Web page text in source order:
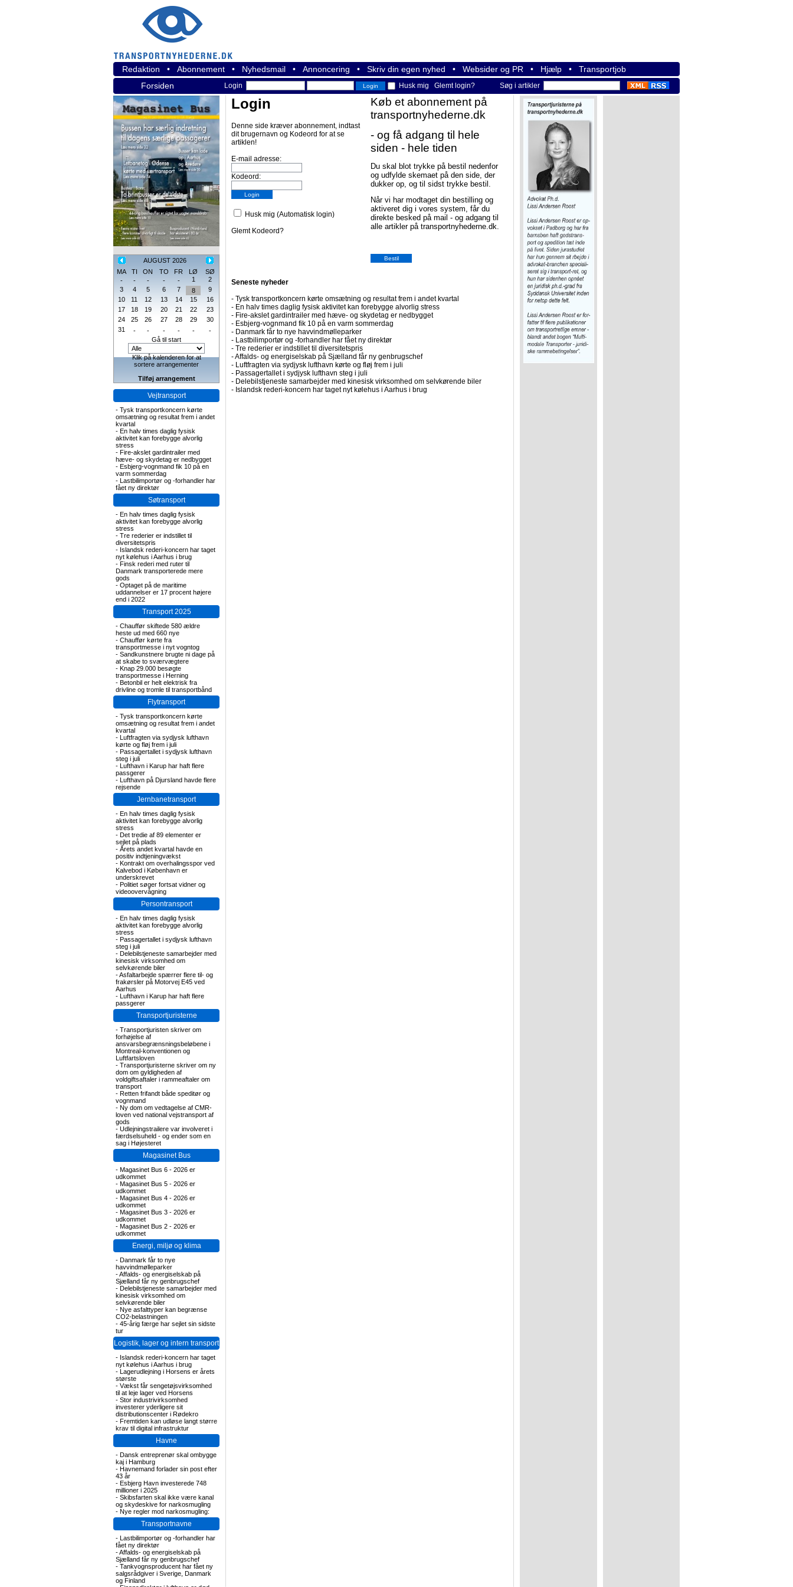
Redaktion • Abonnement • Nyhedsmail • Annoncering • Skriv din egen nyhed • Websider og PR • Hjælp • Transportjob
Forsiden
Login Husk mig Glemt login? Søg i artikler
AUGUST 2026
MA
TI ON TO FR LØ
SØ
-
- - - - 1
2
3
4 5 6 7 8
9
10
11 12 13 14 15
16
17
18 19 20 21 22
23
24
25 26 27 28 29
30
31
- - - - -
-
Gå til start
Klik på kalenderen for at
sortere arrangementer
Tilføj arrangement
Vejtransport
- Tysk transportkoncern kørte
omsætning og resultat frem i andet
kvartal
- En halv times daglig fysisk
aktivitet kan forebygge alvorlig
stress
- Fire-akslet gardintrailer med
hæve- og skydetag er nedbygget
- Esbjerg-vognmand fik 10 på en
varm sommerdag
- Lastbilimportør og -forhandler har
fået ny direktør
Søtransport
- En halv times daglig fysisk
aktivitet kan forebygge alvorlig
stress
- Tre rederier er indstillet til
diversitetspris
- Islandsk rederi-koncern har taget
nyt kølehus i Aarhus i brug
- Finsk rederi med ruter til
Danmark transporterede mere
gods
- Optaget på de maritime
uddannelser er 17 procent højere
end i 2022
Transport 2025
- Chauffør skiftede 580 ældre
heste ud med 660 nye
- Chauffør kørte fra
transportmesse i nyt vogntog
- Sandkunstnere brugte ni dage på
at skabe to sværvægtere
- Knap 29.000 besøgte
transportmesse i Herning
- Betonbil er helt elektrisk fra
drivline og tromle til transportbånd
Flytransport
- Tysk transportkoncern kørte
omsætning og resultat frem i andet
kvartal
- Luftfragten via sydjysk lufthavn
kørte og fløj frem i juli
- Passagertallet i sydjysk lufthavn
steg i juli
- Lufthavn i Karup har haft flere
passgerer
- Lufthavn på Djursland havde flere
rejsende
Jernbanetransport
- En halv times daglig fysisk
aktivitet kan forebygge alvorlig
stress
- Det tredie af 89 elementer er
sejlet på plads
- Årets andet kvartal havde en
positiv indtjeningvækst
- Kontrakt om overhalingsspor ved
Kalvebod i København er
underskrevet
- Politiet søger fortsat vidner og
videoovervågning
Persontransport
- En halv times daglig fysisk
aktivitet kan forebygge alvorlig
stress
- Passagertallet i sydjysk lufthavn
steg i juli
- Delebilstjeneste samarbejder med
kinesisk virksomhed om
selvkørende biler
-Asfaltarbejde spærrer flere til- og
frakørsler på Motorvej E45 ved
Aarhus
- Lufthavn i Karup har haft flere
passgerer
Transportjuristerne
- Transportjuristen skriver om
forhøjelse af
ansvarsbegrænsningsbeløbene i
Montreal-konventionen og
Luftfartsloven
- Transportjuristerne skriver om ny
dom om gyldigheden af
voldgiftsaftaler i rammeaftaler om
transport
- Retten frifandt både speditør og
vognmand
- Ny dom om vedtagelse af CMR-
loven ved national vejstransport af
gods
- Udlejningstrailere var involveret i
færdselsuheld - og ender som en
sag i Højesteret
Magasinet Bus
- Magasinet Bus 6 - 2026 er
udkommet
- Magasinet Bus 5 - 2026 er
udkommet
- Magasinet Bus 4 - 2026 er
udkommet
- Magasinet Bus 3 - 2026 er
udkommet
- Magasinet Bus 2 - 2026 er
udkommet
Energi, miljø og klima
- Danmark får to nye
havvindmølleparker
-Affalds- og energiselskab på
Sjælland får ny genbrugschef
- Delebilstjeneste samarbejder med
kinesisk virksomhed om
selvkørende biler
- Nye asfalttyper kan begrænse
CO2-belastningen
- 45-årig færge har sejlet sin sidste
tur
Logistik, lager og intern transport
- Islandsk rederi-koncern har taget
nyt kølehus i Aarhus i brug
- Lagerudlejning i Horsens er årets
største
- Vækst får sengetøjsvirksomhed
til at leje lager ved Horsens
- Stor industrivirksomhed
investerer yderligere sit
distributionscenter i Rødekro
- Fremtiden kan udløse langt større
krav til digital infrastruktur
Havne
- Dansk entreprenør skal ombygge
kaj i Hamburg
- Havnemand forlader sin post efter
43 år
- Esbjerg Havn investerede 748
millioner i 2025
- Skibsfarten skal ikke være kanal
og skydeskive for narkosmugling
- Nye regler mod narkosmugling:
Transportnavne
- Lastbilimportør og -forhandler har
fået ny direktør
-Affalds- og energiselskab på
Sjælland får ny genbrugschef
- Tankvognsproducent har fået ny
salgsrådgiver i Sverige, Danmark
og Finland
Login
Denne side kræver abonnement, indtast
dit brugernavn og Kodeord for at se
artiklen!
E-mail adresse:
Kodeord:
Husk mig (Automatisk login)
Glemt Kodeord?
Køb et abonnement på
transportnyhederne.dk
- og få adgang til hele
siden - hele tiden
Du skal blot trykke på bestil nedenfor
og udfylde skemaet på den side, der
dukker op, og til sidst trykke bestil.
Når vi har modtaget din bestilling og
aktiveret dig i vores system, får du
direkte besked på mail - og adgang til
alle artikler på transportnyhederne.dk.
Seneste nyheder
- Tysk transportkoncern kørte omsætning og resultat frem i andet kvartal
- En halv times daglig fysisk aktivitet kan forebygge alvorlig stress
- Fire-akslet gardintrailer med hæve- og skydetag er nedbygget
- Esbjerg-vognmand fik 10 på en varm sommerdag
- Danmark får to nye havvindmølleparker
- Lastbilimportør og -forhandler har fået ny direktør
- Tre rederier er indstillet til diversitetspris
-Affalds- og energiselskab på Sjælland får ny genbrugschef
- Luftfragten via sydjysk lufthavn kørte og fløj frem i juli
- Passagertallet i sydjysk lufthavn steg i juli
- Delebilstjeneste samarbejder med kinesisk virksomhed om selvkørende biler
- Islandsk rederi-koncern har taget nyt kølehus i Aarhus i brug